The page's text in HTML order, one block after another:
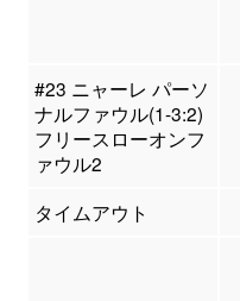
#23 ニャーレ パーソ
ナルファウル(1-3:2)
フリースローオンフ
ァウル2
タイムアウト